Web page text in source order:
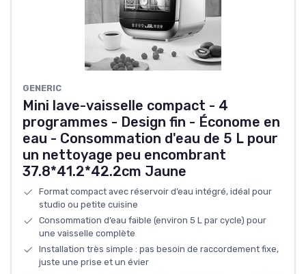
GENERIC
Mini lave-vaisselle compact - 4
programmes - Design fin - Économe en
eau - Consommation d'eau de 5 L pour
un nettoyage peu encombrant
37.8*41.2*42.2cm Jaune
Format compact avec réservoir d’eau intégré, idéal pour
studio ou petite cuisine
Consommation d’eau faible (environ 5 L par cycle) pour
une vaisselle complète
Installation très simple : pas besoin de raccordement fixe,
juste une prise et un évier